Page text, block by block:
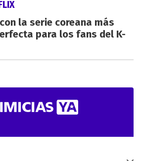
la serie coreana más
para los fans del K-